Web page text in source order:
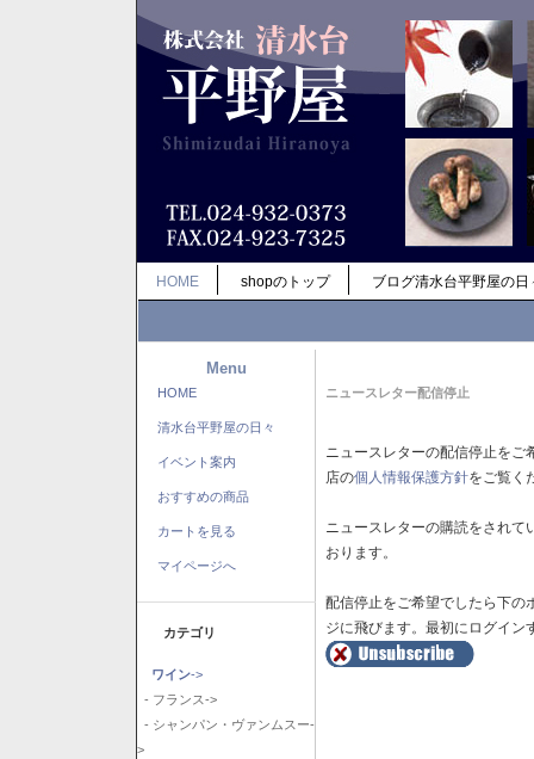
HOME shopのトップ ブログ清水台平野屋の日
Menu
HOME
清水台平野屋の日々
イベント案内
おすすめの商品
カートを見る
マイページへ
カテゴリ
ワイン->
- フランス->
- シャンパン・ヴァンムスー-
>
ニュースレター配信停止
ニュースレターの配信停止を
店の個人情報保護方針をご覧く
ニュースレターの購読をされ
おります。
配信停止をご希望でしたら下の
ジに飛びます。最初にログイン